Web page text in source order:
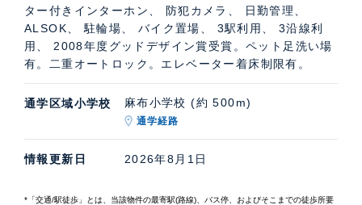
ター付きインターホン、 防犯カメラ、 日勤管理、
ALSOK、 駐輪場、 バイク置場、 3駅利用、 3沿線利
用、 2008年度グッドデザイン賞受賞。ペット足洗い場
有。二重オートロック。エレベーター着床制限有。
通学区域小学校 麻布小学校 (約 500m)
通学経路
情報更新日 2026年8月1日
*「交通/駅徒歩」とは、当該物件の最寄駅(路線)、バス停、およびそこまでの徒歩所要